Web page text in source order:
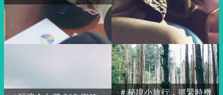
＃秘境小旅行，抓緊時機